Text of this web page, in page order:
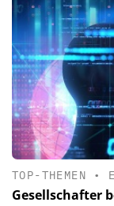
TOP-THEMEN •
Gesellschafter